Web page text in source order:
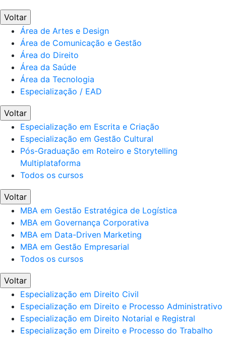
Voltar
Área de Artes e Design
Área de Comunicação e Gestão
Área do Direito
Área da Saúde
Área da Tecnologia
Especialização / EAD
Voltar
Especialização em Escrita e Criação
Especialização em Gestão Cultural
Pós-Graduação em Roteiro e Storytelling
Multiplataforma
Todos os cursos
Voltar
MBA em Gestão Estratégica de Logística
MBA em Governança Corporativa
MBA em Data-Driven Marketing
MBA em Gestão Empresarial
Todos os cursos
Voltar
Especialização em Direito Civil
Especialização em Direito e Processo Administrativo
Especialização em Direito Notarial e Registral
Especialização em Direito e Processo do Trabalho